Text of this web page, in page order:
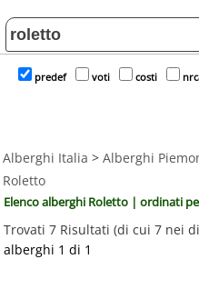
predef voti costi
Alberghi Italia > Alberghi
Roletto
Elenco alberghi Roletto | ordinati
Trovati 7 Risultati (di cui 7 nei
alberghi 1 di 1